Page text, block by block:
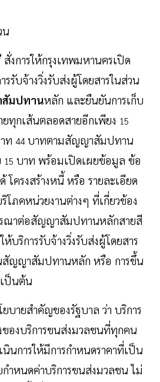
น
งการให้กรุงเทพมหานครเปิด
รับจ้างวิ่งรับส่งผู้โดยสารในส่วน
มปทานหลัก และยืนยันการเก็บ
ทุกเส้นตลอดสายอีกเพียง 15
ท 44 บาทตามสัญญาสัมปทาน
15 บาท พร้อมเปิดเผยข้อมูล ข้อ
โครงสร้างหนี้ หรือ รายละเอียด
โภคหน่วยงานต่างๆ ที่เกี่ยวข้อง
รณาต่อสัญญาสัมปทานหลักสายสี
บริการรับจ้างวิ่งรับส่งผู้โดยสาร
สัญญาสัมปทานหลัก หรือ การขึ้น
ป็นต้น
บายสำคัญของรัฐบาล ว่า บริการ
องบริการขนส่งมวลชนที่ทุกคน
นินการให้มีการกำหนดราคาที่เป็น
ำหนดค่าบริการขนส่งมวลชน ไม่